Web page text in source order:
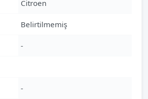
Citroen
Belirtilmemiş
-
-